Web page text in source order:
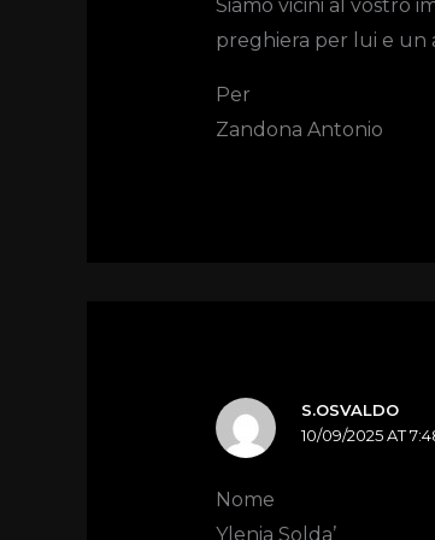
Siamo vicini al vostro
preghiera per lui e un
Per
Zandona Antonio
S.OSVALDO
10/09/2025 AT
Nome
Ylenia Solda’